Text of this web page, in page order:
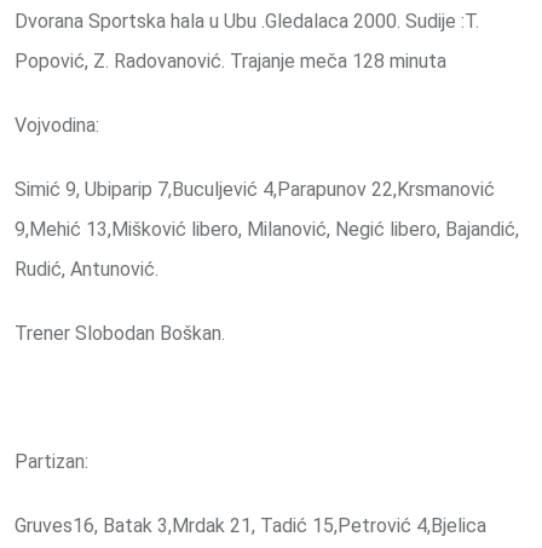
Dvorana Sportska hala u Ubu .Gledalaca 2000. Sudije :T.
Popović, Z. Radovanović. Trajanje meča 128 minuta
Vojvodina:
Simić 9, Ubiparip 7,Buculjević 4,Parapunov 22,Krsmanović
9,Mehić 13,Mišković libero, Milanović, Negić libero, Bajandić,
Rudić, Antunović.
Trener Slobodan Boškan.
Partizan:
Gruves16, Batak 3,Mrdak 21, Tadić 15,Petrović 4,Bjelica